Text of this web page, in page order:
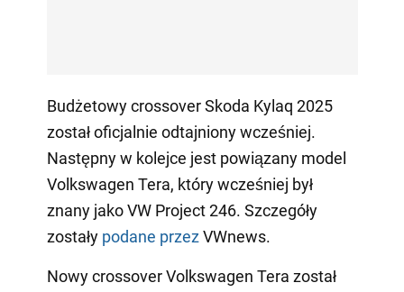
Budżetowy crossover Skoda Kylaq 2025
został oficjalnie odtajniony wcześniej.
Następny w kolejce jest powiązany model
Volkswagen Tera, który wcześniej był
znany jako VW Project 246. Szczegóły
zostały podane przezVWnews.
Nowy crossover Volkswagen Tera został